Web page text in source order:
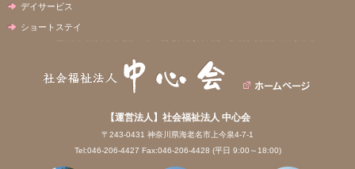
デイサービス
ショートステイ
【運営法人】社会福祉法人 中心会
〒243-0431 神奈川県海老名市上今泉4-7-1
Tel:046-206-4427 Fax:046-206-4428 (平日 9:00～18:00)